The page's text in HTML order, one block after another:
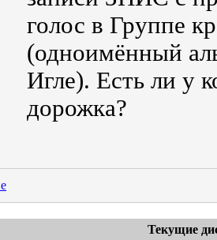
голос в Группе
(одноимённый
Игле). Есть ли у
дорожка?
Текущие